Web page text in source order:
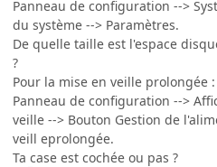
Panneau de configuration -->
du système --> Paramètres.
De quelle taille est l'espace
?
Pour la mise en veille prolongée :
Panneau de configuration -->
veille --> Bouton Gestion de
veill eprolongée.
Ta case est cochée ou pas ?